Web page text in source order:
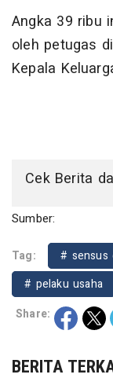
Angka 39 ribu
oleh petugas
Kepala
Cek Berita
Sumber:
Tag: # sensus
# pelaku usaha
Share:
BERITA